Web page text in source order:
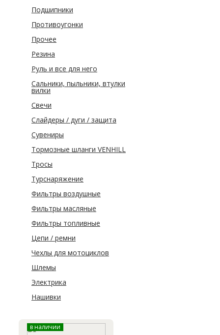
Подшипники
Противоугонки
Прочее
Резина
Руль и все для него
Сальники, пыльники, втулки
вилки
Свечи
Слайдеры / дуги / защита
Сувениры
Тормозные шланги VENHILL
Тросы
Турснаряжение
Фильтры воздушные
Фильтры масляные
Фильтры топливные
Цепи / ремни
Чехлы для мотоциклов
Шлемы
Электрика
Нашивки
в наличии